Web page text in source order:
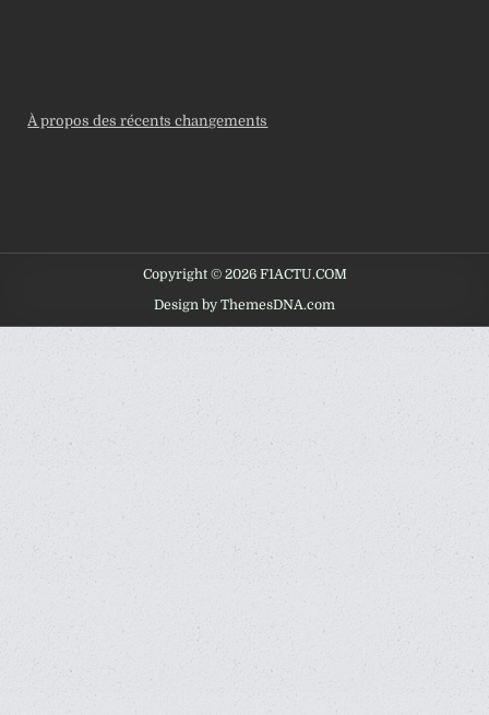
À propos des récents changements
Copyright © 2026 F1ACTU.COM
Design by ThemesDNA.com